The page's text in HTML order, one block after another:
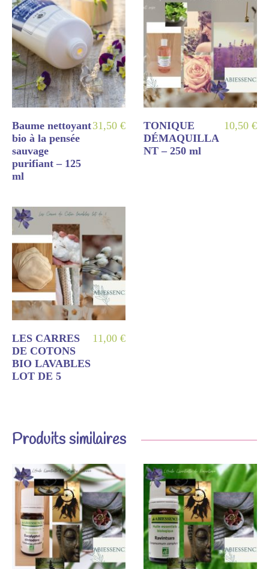
Baume nettoyant
bio à la pensée
sauvage
purifiant – 125
ml
31,50 €
TONIQUE
DÉMAQUILLA
NT – 250 ml
10,50 €
LES CARRES
DE COTONS
BIO LAVABLES
LOT DE 5
11,00 €
Produits similaires